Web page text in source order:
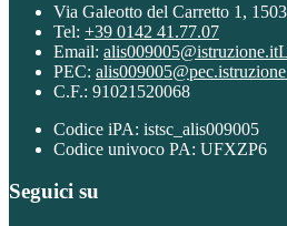
Via Galeotto del Carretto 1,
Tel: +39 0142 41.77.07
Email: alis009005@istruzione.it
PEC:
C.F.: 91021520068
Codice iPA: istsc_alis009005
Codice univoco PA: UFXZP6
Seguici su